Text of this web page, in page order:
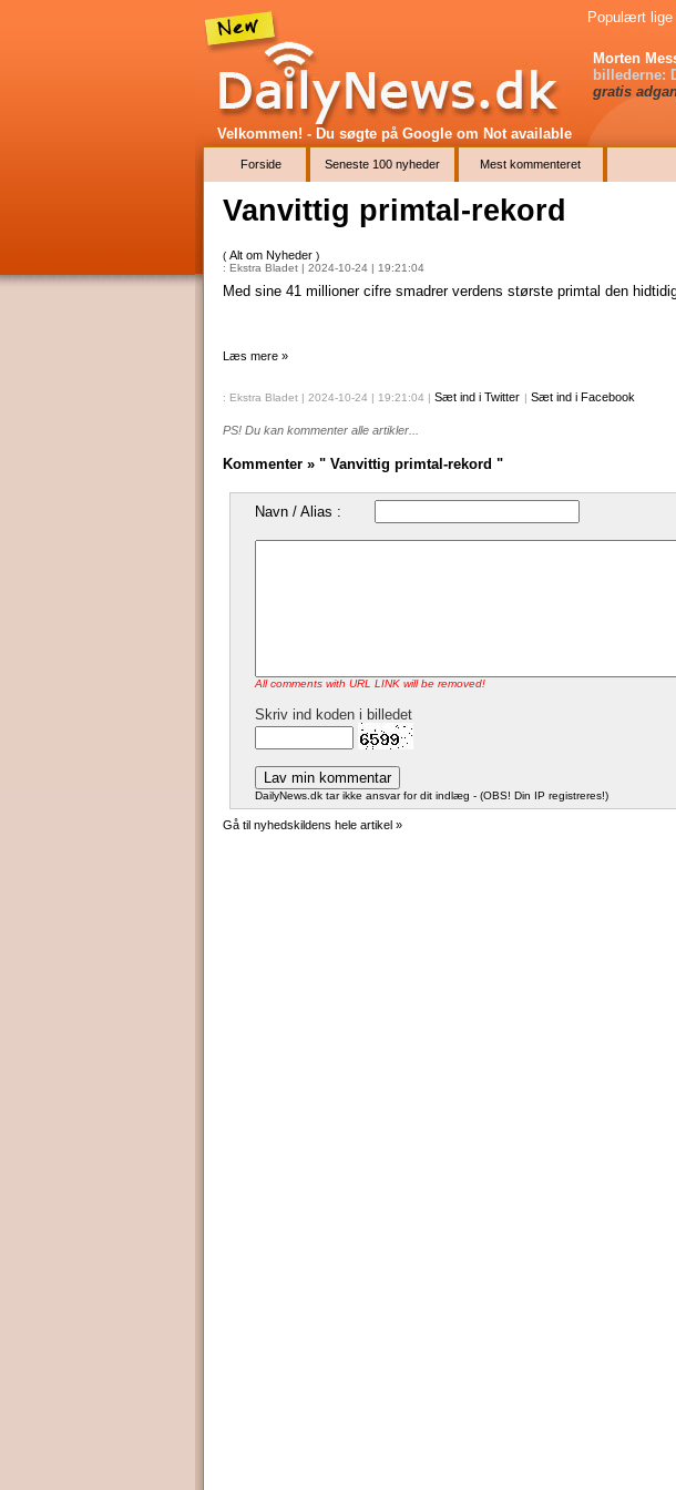
Populært lige
Morten
billederne:
gratis
Velkommen! - Du søgte på Google om Not available
Forside Seneste 100 nyheder Mest kommenteret
Vanvittig primtal-rekord
( Alt om Nyheder )
: Ekstra Bladet | 2024-10-24 | 19:21:04
Med sine 41 millioner cifre smadrer verdens største primtal den
Læs mere »
: Ekstra Bladet | 2024-10-24 | 19:21:04 | Sæt ind i Twitter | Sæt ind i Facebook
PS! Du kan kommenter alle artikler...
Kommenter » " Vanvittig primtal-rekord "
Navn / Alias :
All comments with URL LINK will be removed!
Skriv ind koden i billedet
DailyNews.dk tar ikke ansvar for dit indlæg - (OBS! Din IP registreres!)
Gå til nyhedskildens hele artikel »